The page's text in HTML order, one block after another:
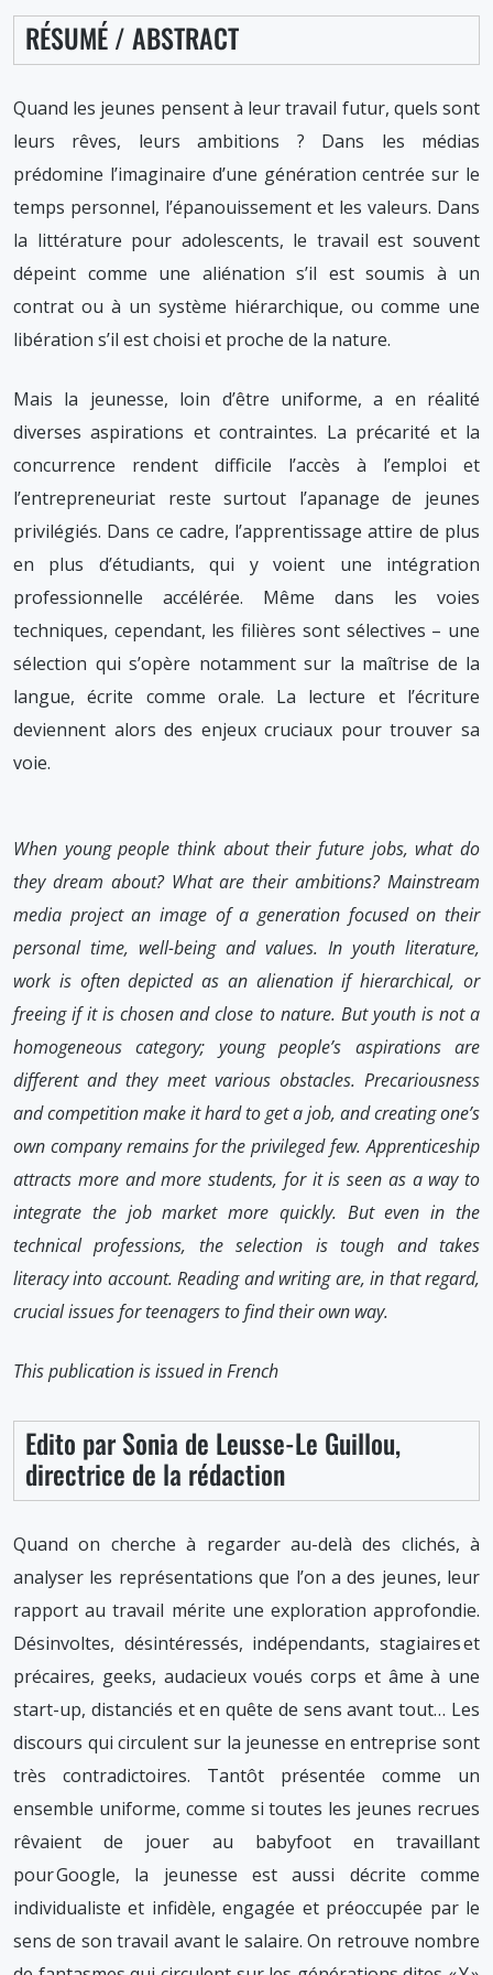
RÉSUMÉ / ABSTRACT
Quand les jeunes pensent à leur travail futur, quels sont
leurs rêves, leurs ambitions ? Dans les médias
prédomine l’imaginaire d’une génération centrée sur le
temps personnel, l’épanouissement et les valeurs. Dans
la littérature pour adolescents, le travail est souvent
dépeint comme une aliénation s’il est soumis à un
contrat ou à un système hiérarchique, ou comme une
libération s’il est choisi et proche de la nature.
Mais la jeunesse, loin d’être uniforme, a en réalité
diverses aspirations et contraintes. La précarité et la
concurrence rendent difficile l’accès à l’emploi et
l’entrepreneuriat reste surtout l’apanage de jeunes
privilégiés. Dans ce cadre, l’apprentissage attire de plus
en plus d’étudiants, qui y voient une intégration
professionnelle accélérée. Même dans les voies
techniques, cependant, les filières sont sélectives – une
sélection qui s’opère notamment sur la maîtrise de la
langue, écrite comme orale. La lecture et l’écriture
deviennent alors des enjeux cruciaux pour trouver sa
voie.
When young people think about their future jobs, what do
they dream about? What are their ambitions? Mainstream
media project an image of a generation focused on their
personal time, well-being and values. In youth literature,
work is often depicted as an alienation if hierarchical, or
freeing if it is chosen and close to nature. But youth is not a
homogeneous category; young people’s aspirations are
different and they meet various obstacles. Precariousness
and competition make it hard to get a job, and creating one’s
own company remains for the privileged few. Apprenticeship
attracts more and more students, for it is seen as a way to
integrate the job market more quickly. But even in the
technical professions, the selection is tough and takes
literacy into account. Reading and writing are, in that regard,
crucial issues for teenagers to find their own way.
This publication is issued in French
Edito par Sonia de Leusse-Le Guillou,
directrice de la rédaction
Quand on cherche à regarder au-delà des clichés, à
analyser les représentations que l’on a des jeunes, leur
rapport au travail mérite une exploration approfondie.
Désinvoltes, désintéressés, indépendants, stagiaires et
précaires, geeks, audacieux voués corps et âme à une
start-up, distanciés et en quête de sens avant tout… Les
discours qui circulent sur la jeunesse en entreprise sont
très contradictoires. Tantôt présentée comme un
ensemble uniforme, comme si toutes les jeunes recrues
rêvaient de jouer au babyfoot en travaillant
pour Google, la jeunesse est aussi décrite comme
individualiste et infidèle, engagée et préoccupée par le
sens de son travail avant le salaire. On retrouve nombre